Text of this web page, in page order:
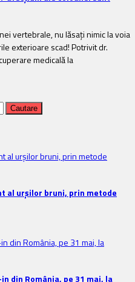
vertebrale, nu lăsați nimic la voia
exterioare scad! Potrivit dr.
medicală la
al urșilor bruni, prin metode
din România, pe 31 mai, la